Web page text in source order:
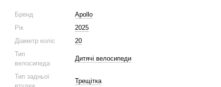
Бренд
Apollo
Рік
2025
Діаметр коліс
20
Тип
велосипеда
Дитячі велосипеди
Тип задньої
Трещітка